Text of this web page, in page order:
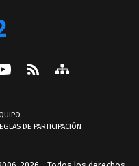
DE PARTICIPACIÓN